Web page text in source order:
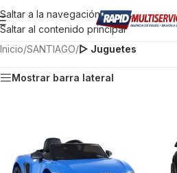
Saltar a la navegación
Saltar al contenido principal
Inicio/SANTIAGO/▷ Juguetes
Mostrar barra lateral